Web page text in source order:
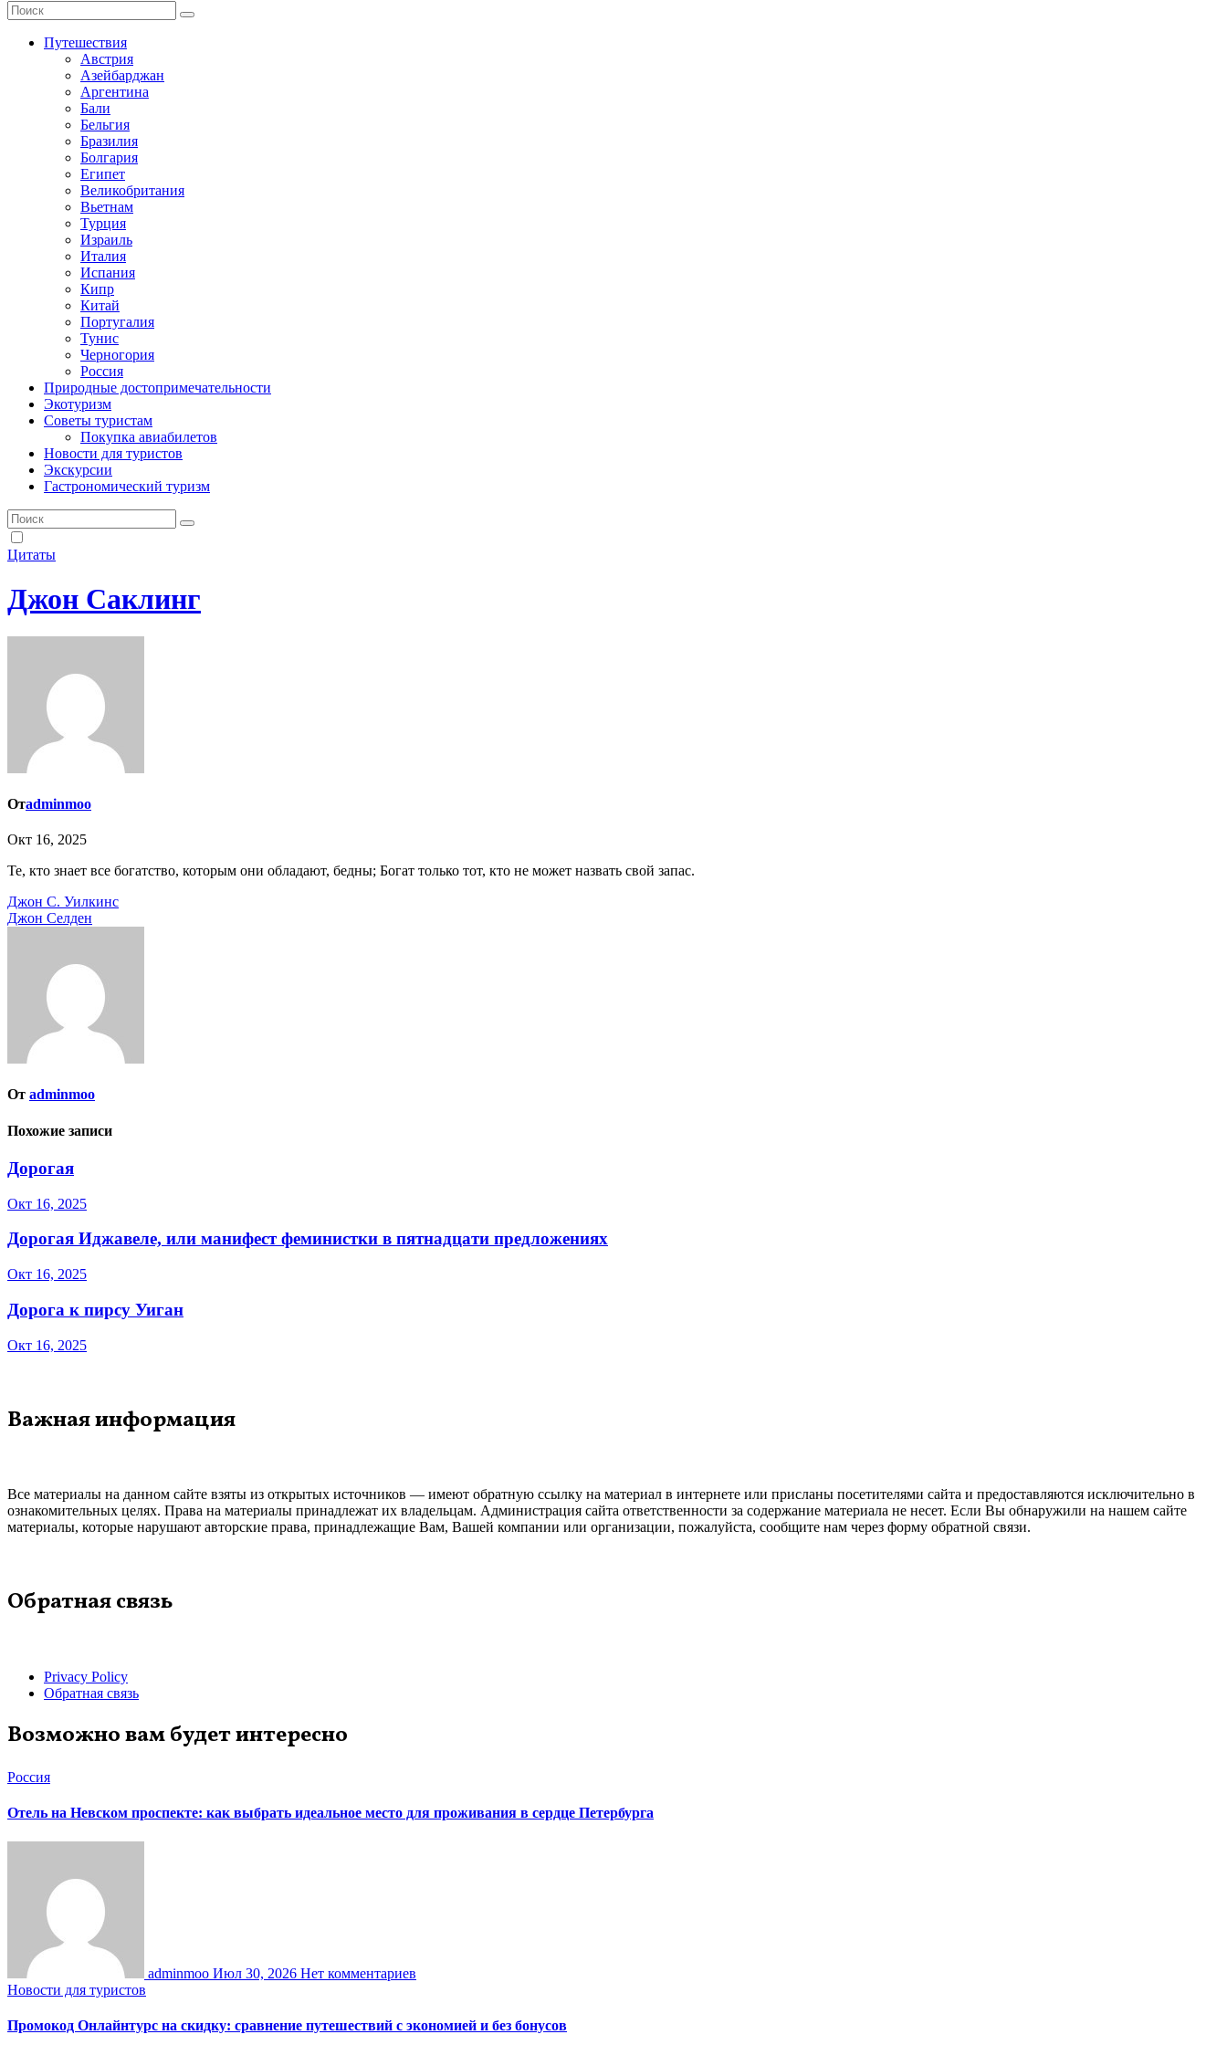
Путешествия
Австрия
Азейбарджан
Аргентина
Бали
Бельгия
Бразилия
Болгария
Египет
Великобритания
Вьетнам
Турция
Израиль
Италия
Испания
Кипр
Китай
Португалия
Тунис
Черногория
Россия
Природные достопримечательности
Экотуризм
Советы туристам
Покупка авиабилетов
Новости для туристов
Экскурсии
Гастрономический туризм
Цитаты
Джон Саклинг
Отadminmoo
Окт 16, 2025
Те, кто знает все богатство, которым они обладают, бедны; Богат только тот, кто не может назвать свой запас.
Навигация
по
Джон С. Уилкинс
Джон Селден
От adminmoo
Похожие записи
Дорогая
Окт 16, 2025
Дорогая Иджавеле, или манифест феминистки в пятнадцати предложениях
Окт 16, 2025
Дорога к пирсу Уиган
Окт 16, 2025
Важная информация
Все материалы на данном сайте взяты из открытых источников — имеют обратную ссылку на материал в интернете или присланы посетителями сайта и предоставляются исключительно в
ознакомительных целях. Права на материалы принадлежат их владельцам. Администрация сайта ответственности за содержание материала не несет. Если Вы обнаружили на нашем сайте
материалы, которые нарушают авторские права, принадлежащие Вам, Вашей компании или организации, пожалуйста, сообщите нам через форму обратной связи.
Обратная связь
Privacy Policy
Обратная связь
Возможно вам будет интересно
Россия
Отель на Невском проспекте: как выбрать идеальное место для проживания в сердце Петербурга
adminmoo Июл 30, 2026 Нет комментариев
Новости для туристов
Промокод Онлайнтурс на скидку: сравнение путешествий с экономией и без бонусов